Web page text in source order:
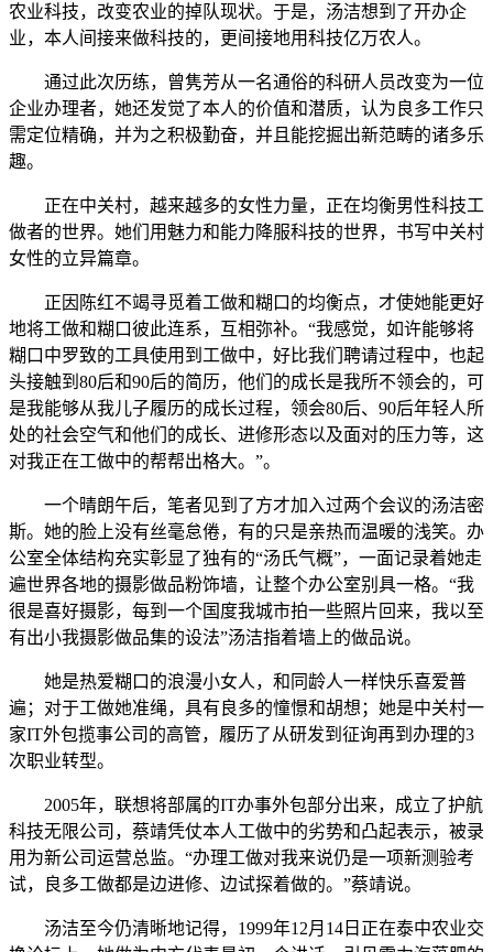
农业科技，改变农业的掉队现状。于是，汤洁想到了开办企
业，本人间接来做科技的，更间接地用科技亿万农人。
通过此次历练，曾隽芳从一名通俗的科研人员改变为一位
企业办理者，她还发觉了本人的价值和潜质，认为良多工作只
需定位精确，并为之积极勤奋，并且能挖掘出新范畴的诸多乐
趣。
正在中关村，越来越多的女性力量，正在均衡男性科技工
做者的世界。她们用魅力和能力降服科技的世界，书写中关村
女性的立异篇章。
正因陈红不竭寻觅着工做和糊口的均衡点，才使她能更好
地将工做和糊口彼此连系，互相弥补。“我感觉，如许能够将
糊口中罗致的工具使用到工做中，好比我们聘请过程中，也起
头接触到80后和90后的简历，他们的成长是我所不领会的，可
是我能够从我儿子履历的成长过程，领会80后、90后年轻人所
处的社会空气和他们的成长、进修形态以及面对的压力等，这
对我正在工做中的帮帮出格大。”。
一个晴朗午后，笔者见到了方才加入过两个会议的汤洁密
斯。她的脸上没有丝毫怠倦，有的只是亲热而温暖的浅笑。办
公室全体结构充实彰显了独有的“汤氏气概”，一面记录着她走
遍世界各地的摄影做品粉饰墙，让整个办公室别具一格。“我
很是喜好摄影，每到一个国度我城市拍一些照片回来，我以至
有出小我摄影做品集的设法”汤洁指着墙上的做品说。
她是热爱糊口的浪漫小女人，和同龄人一样快乐喜爱普
遍；对于工做她准绳，具有良多的憧憬和胡想；她是中关村一
家IT外包揽事公司的高管，履历了从研发到征询再到办理的3
次职业转型。
2005年，联想将部属的IT办事外包部分出来，成立了护航
科技无限公司，蔡靖凭仗本人工做中的劣势和凸起表示，被录
用为新公司运营总监。“办理工做对我来说仍是一项新测验考
试，良多工做都是边进修、边试探着做的。”蔡靖说。
汤洁至今仍清晰地记得，1999年12月14日正在泰中农业交